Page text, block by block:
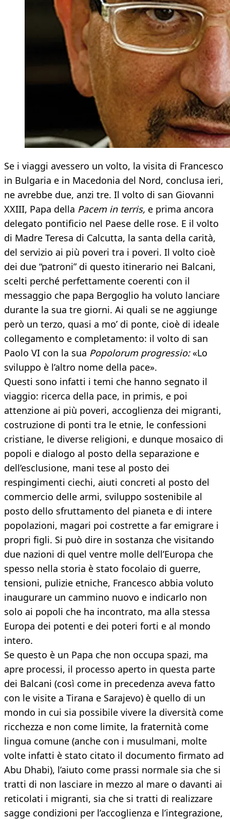
Se i viaggi avessero un volto, la visita di Francesco
in Bulgaria e in Macedonia del Nord, conclusa ieri,
ne avrebbe due, anzi tre. Il volto di san Giovanni
XXIII, Papa della Pacem in terris, e prima ancora
delegato pontificio nel Paese delle rose. E il volto
di Madre Teresa di Calcutta, la santa della carità,
del servizio ai più poveri tra i poveri. Il volto cioè
dei due “patroni” di questo itinerario nei Balcani,
scelti perché perfettamente coerenti con il
messaggio che papa Bergoglio ha voluto lanciare
durante la sua tre giorni. Ai quali se ne aggiunge
però un terzo, quasi a mo’ di ponte, cioè di ideale
collegamento e completamento: il volto di san
Paolo VI con la sua Popolorum progressio:«Lo
sviluppo è l’altro nome della pace».
Questi sono infatti i temi che hanno segnato il
viaggio: ricerca della pace, in primis, e poi
attenzione ai più poveri, accoglienza dei migranti,
costruzione di ponti tra le etnie, le confessioni
cristiane, le diverse religioni, e dunque mosaico di
popoli e dialogo al posto della separazione e
dell’esclusione, mani tese al posto dei
respingimenti ciechi, aiuti concreti al posto del
commercio delle armi, sviluppo sostenibile al
posto dello sfruttamento del pianeta e di intere
popolazioni, magari poi costrette a far emigrare i
propri figli. Si può dire in sostanza che visitando
due nazioni di quel ventre molle dell’Europa che
spesso nella storia è stato focolaio di guerre,
tensioni, pulizie etniche, Francesco abbia voluto
inaugurare un cammino nuovo e indicarlo non
solo ai popoli che ha incontrato, ma alla stessa
Europa dei potenti e dei poteri forti e al mondo
intero.
Se questo è un Papa che non occupa spazi, ma
apre processi, il processo aperto in questa parte
dei Balcani (così come in precedenza aveva fatto
con le visite a Tirana e Sarajevo) è quello di un
mondo in cui sia possibile vivere la diversità come
ricchezza e non come limite, la fraternità come
lingua comune (anche con i musulmani, molte
volte infatti è stato citato il documento firmato ad
Abu Dhabi), l’aiuto come prassi normale sia che si
tratti di non lasciare in mezzo al mare o davanti ai
reticolati i migranti, sia che si tratti di realizzare
sagge condizioni per l’accoglienza e l’integrazione,